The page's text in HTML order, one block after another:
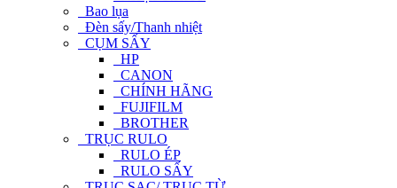
Bao lụa
Đèn sấy/Thanh nhiệt
CỤM SẤY
HP
CANON
CHÍNH HÃNG
FUJIFILM
BROTHER
TRỤC RULO
RULO ÉP
RULO SẤY